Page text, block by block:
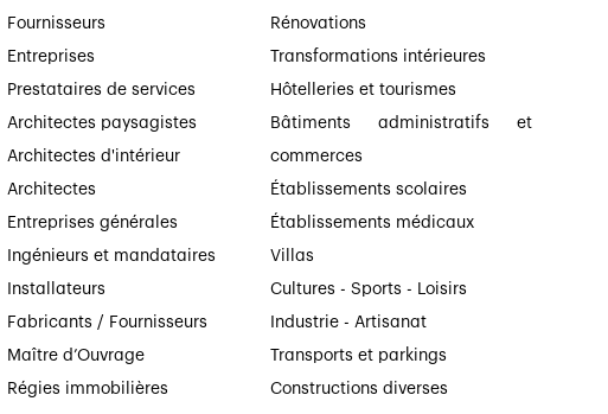
Fournisseurs
Entreprises
Prestataires de services
Architectes paysagistes
Architectes d'intérieur
Architectes
Entreprises générales
Ingénieurs et mandataires
Installateurs
Fabricants / Fournisseurs
Maître d’Ouvrage
Régies immobilières
Rénovations
Transformations intérieures
Hôtelleries et tourismes
Bâtiments administratifs et
commerces
Établissements scolaires
Établissements médicaux
Villas
Cultures - Sports - Loisirs
Industrie - Artisanat
Transports et parkings
Constructions diverses